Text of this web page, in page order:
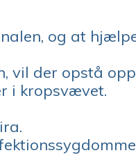
og at
vil der opstå
i kropsvævet.